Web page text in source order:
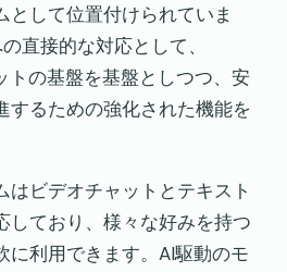
として位置付けられていま
直接的な対応として、
トの基盤を基盤としつつ、安
するための強化された機能を
はビデオチャットとテキスト
しており、様々な好みを持つ
に利用できます。AI駆動のモ